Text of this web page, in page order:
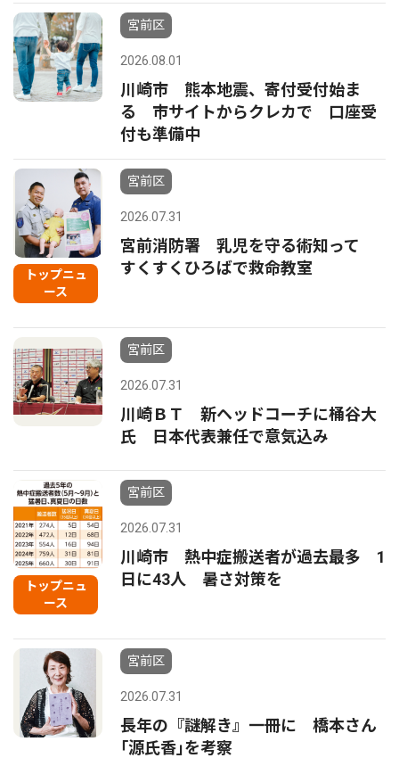
宮前区
2026.08.01
川崎市 熊本地震、寄付受付始ま
る 市サイトからクレカで 口座受
付も準備中
トップニュ
ース
宮前区
2026.07.31
宮前消防署 乳児を守る術知って
すくすくひろばで救命教室
宮前区
2026.07.31
川崎ＢＴ 新ヘッドコーチに桶谷大
氏 日本代表兼任で意気込み
トップニュ
ース
宮前区
2026.07.31
川崎市 熱中症搬送者が過去最多 1
日に43人 暑さ対策を
宮前区
2026.07.31
長年の『謎解き』一冊に 橋本さん
｢源氏香｣を考察